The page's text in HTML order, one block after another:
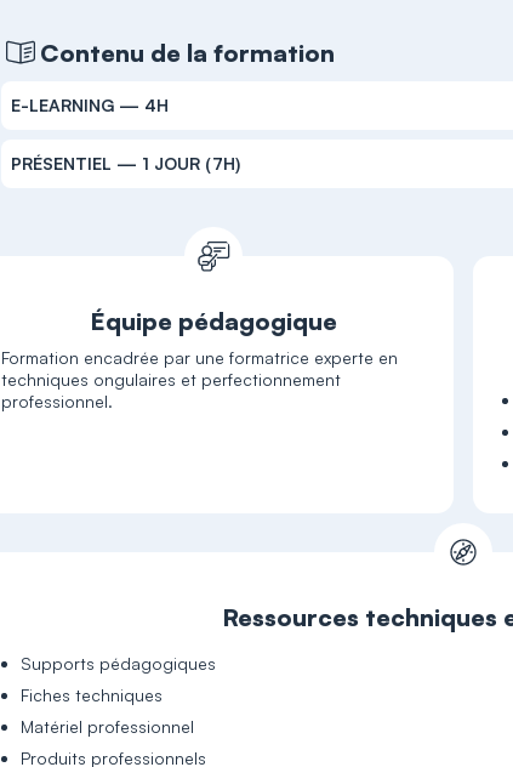
Contenu de la formation
E-LEARNING — 4H
PRÉSENTIEL — 1 JOUR (7H)
Équipe pédagogique
Formation encadrée par une formatrice experte en
techniques ongulaires et perfectionnement
professionnel.
Ressources techniques
Supports pédagogiques
Fiches techniques
Matériel professionnel
Produits professionnels